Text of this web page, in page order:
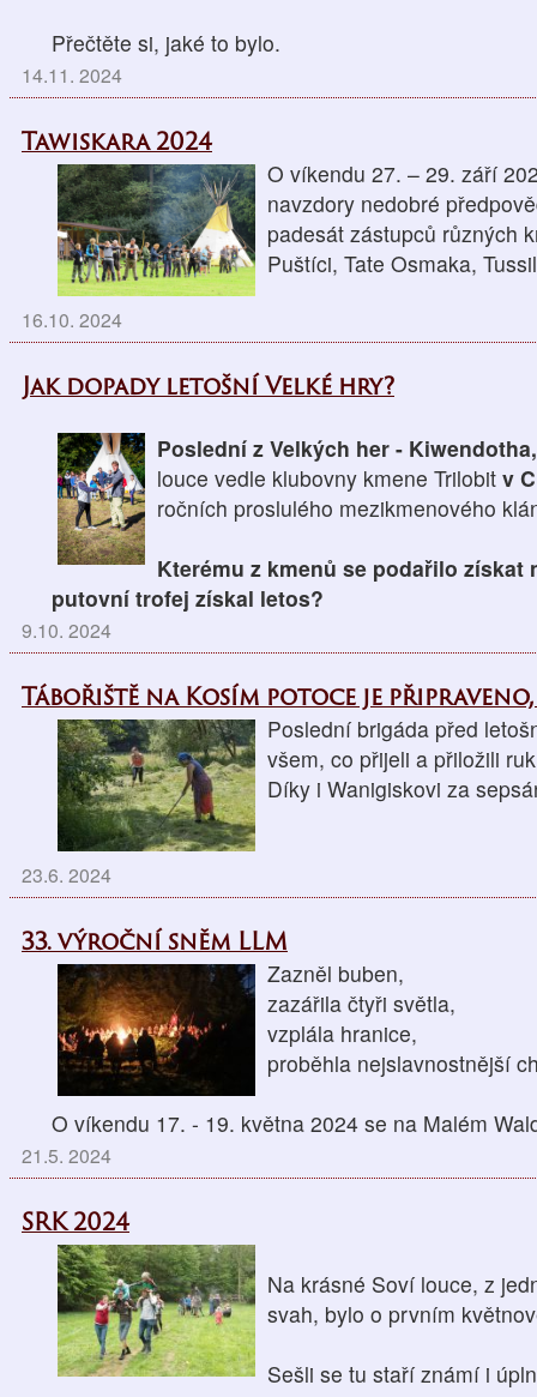
Přečtěte si, jaké to bylo.
14.11. 2024
Tawiskara 2024
O víkendu 27. – 29. září
navzdory nedobré
padesát zástupců různých
Puštíci, Tate Osmaka,
16.10. 2024
Jak dopady letošní Velké hry?
Poslední z Velkých her -
louce vedle klubovny kmene Trilobit v
ročních proslulého mezikmenového
Kterému z kmenů se podařilo získat
putovní trofej získal letos?
9.10. 2024
Tábořiště na Kosím potoce je
Poslední brigáda před
všem, co přijeli a přiložili
Díky i Wanigiskovi za
23.6. 2024
33. výroční sněm LLM
Zazněl buben,
zazářila čtyři světla,
vzplála hranice,
proběhla nejslavnostnější
O víkendu 17. - 19. května 2024 se na Malém
21.5. 2024
SRK 2024
Na krásné Soví louce, z
svah, bylo o prvním
Sešli se tu staří známí i